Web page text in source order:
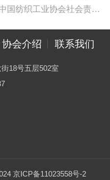
中国纺织工业协会社会责任建设推广委员会
协会介绍 联系我们
18号五层502室
京ICP备11023558号-2